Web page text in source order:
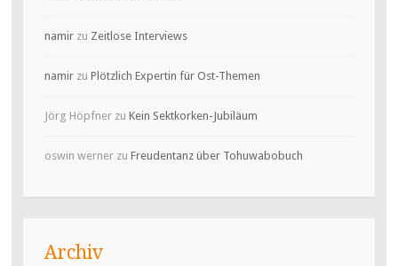
namirzu Zeitlose Interviews
namirzu Plötzlich Expertin für Ost-Themen
Jörg Höpfnerzu Kein Sektkorken-Jubiläum
oswin wernerzu Freudentanz über Tohuwabobuch
Archiv